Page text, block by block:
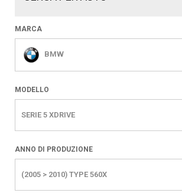
MARCA
BMW
MODELLO
SERIE 5 XDRIVE
ANNO DI PRODUZIONE
(2005 > 2010) TYPE 560X